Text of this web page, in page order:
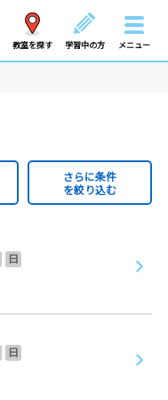
教室を探す 学習中の方 メニュー
さらに条件
を絞り込む
日
日